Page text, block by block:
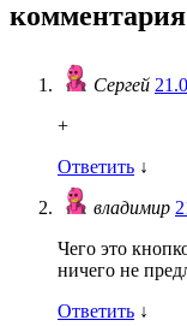
комментария
Сергей
+
Ответить ↓
владимир
Чего это
ничего не
Ответить ↓